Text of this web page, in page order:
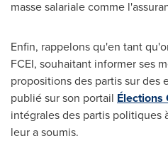
masse salariale comme
Enfin, rappelons qu'en tant
FCEI, souhaitant informer ses
propositions des partis sur des
publié sur son portail Élections
intégrales des partis
leur a soumis.